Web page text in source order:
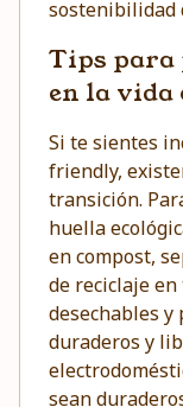
sostenibilidad
Tips para
en la
Si te sientes
friendly,
transición.
huella
en compost,
de reciclaje
desechables
duraderos y
sean